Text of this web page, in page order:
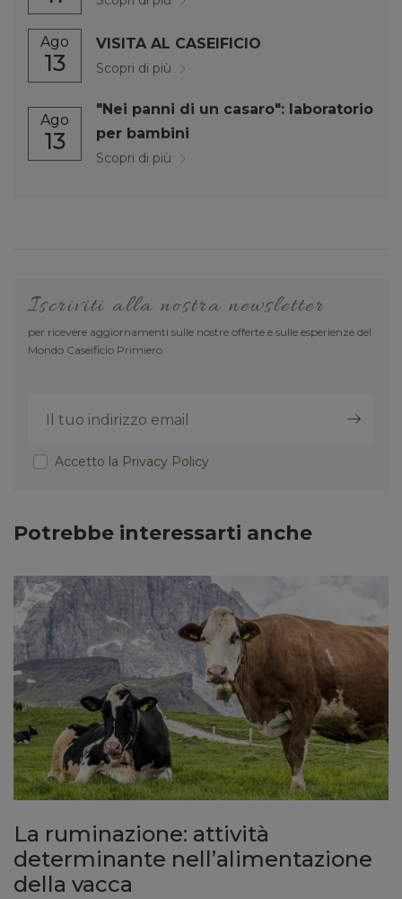
Ago
13
VISITA AL CASEIFICIO
Scopri di più
Ago
13
"Nei panni di un casaro": laboratorio
per bambini
Scopri di più
Iscriviti alla nostra newsletter
per ricevere aggiornamenti sulle nostre offerte e sulle esperienze del
Mondo Caseificio Primiero
Accetto la Privacy Policy
Potrebbe interessarti anche
La ruminazione: attività
determinante nell’alimentazione
della vacca